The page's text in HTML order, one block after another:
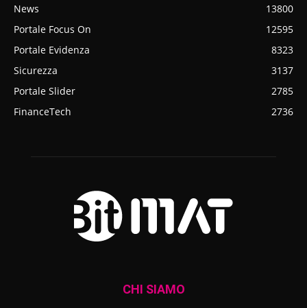
News
13800
Portale Focus On
12595
Portale Evidenza
8323
Sicurezza
3137
Portale Slider
2785
FinanceTech
2736
CHI SIAMO